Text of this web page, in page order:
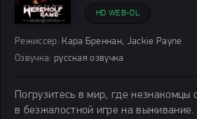
HD WEB-DL
Режиссер: Кара Бреннан, Jackie Payne
Озвучка: русская озвучка
Погрузитесь в мир, где незнакомцы
в безжалостной игре на